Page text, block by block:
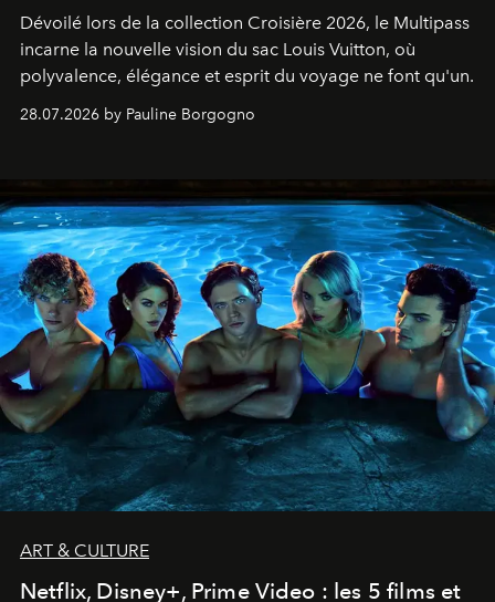
Dévoilé lors de la collection Croisière 2026, le Multipass
incarne la nouvelle vision du sac Louis Vuitton, où
polyvalence, élégance et esprit du voyage ne font qu'un.
28.07.2026 by Pauline Borgogno
ART & CULTURE
Netflix, Disney+, Prime Video : les 5 films et